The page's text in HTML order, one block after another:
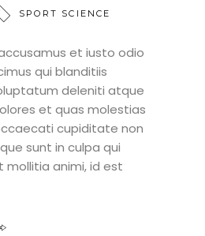
SPORT SCIENCE
et iusto odio
qui blanditiis
deleniti atque
et quas molestias
cupiditate non
sunt in culpa qui
mollitia animi, id est